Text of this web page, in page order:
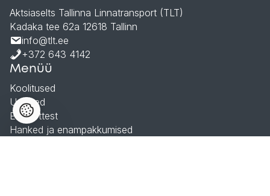
Aktsiaselts Tallinna Linnatransport (TLT)
Kadaka tee 62a 12618 Tallinn
info@tlt.ee
+372 643 4142
Menüü
Koolitused
Uudised
Ettevõttest
Hanked ja enampakkumised